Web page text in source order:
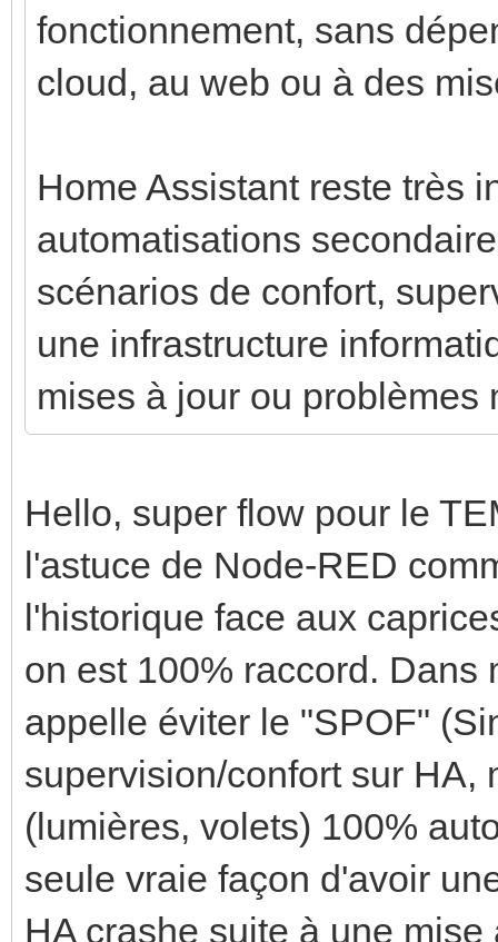
fonctionnement, sans
cloud, au web ou à des
Home Assistant reste très
automatisations
scénarios de confort,
une infrastructure
mises à jour ou problèmes
Hello, super flow pour le
l'astuce de Node-RED
l'historique face aux
on est 100% raccord. Dans
appelle éviter le "SPOF"
supervision/confort sur
(lumières, volets) 100%
seule vraie façon d'avoir
HA crashe suite à une